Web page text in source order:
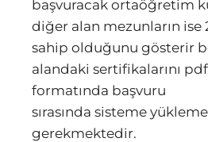
başvuracak ortaöğretim
diğer alan mezunların ise
sahip olduğunu gösterir
alandaki sertifikalarını
formatında başvuru
sırasında sisteme
gerekmektedir.